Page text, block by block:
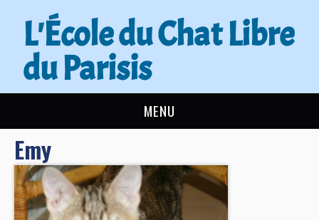
L'École du Chat Libre
du Parisis
MENU
L’ÉCOLE DU CHAT
ACTUALITÉS
Emy